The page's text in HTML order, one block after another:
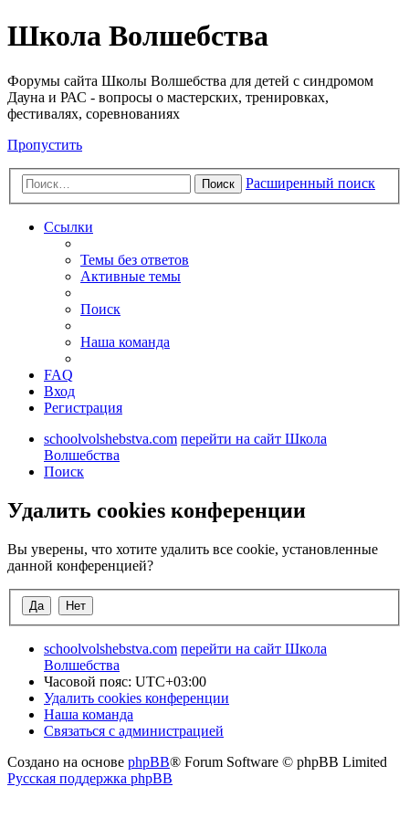
Школа Волшебства
Форумы сайта Школы Волшебства для детей с синдромом
Дауна и РАС - вопросы о мастерских, тренировках,
фестивалях, соревнованиях
Пропустить
Поиск Расширенный поиск
Ссылки
Темы без ответов
Активные темы
Поиск
Наша команда
FAQ
Вход
Регистрация
schoolvolshebstva.com перейти на сайт Школа
Волшебства
Поиск
Удалить cookies конференции
Вы уверены, что хотите удалить все cookie, установленные
данной конференцией?
schoolvolshebstva.com перейти на сайт Школа
Волшебства
Часовой пояс: UTC+03:00
Удалить cookies конференции
Наша команда
Связаться с администрацией
Создано на основе phpBB® Forum Software © phpBB Limited
Русская поддержка phpBB